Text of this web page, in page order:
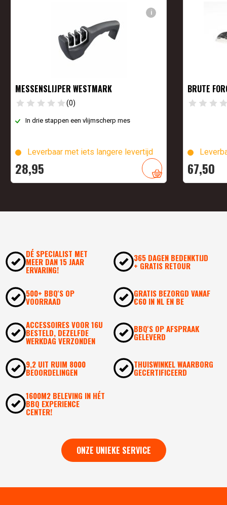
i
MESSENSLIJPER WESTMARK
(0)
In drie stappen een vlijmscherp mes
Leverbaar met iets langere levertijd
28,95
BRUTE
67,50
DÉ SPECIALIST MET
MEER DAN 15 JAAR
ERVARING!
365 DAGEN BEDENKTIJD
+ GRATIS RETOUR
500+ BBQ'S OP
VOORRAAD
GRATIS BEZORGD VANAF
€60 IN NL EN BE
ACCESSOIRES VOOR 16U
BESTELD, DEZELFDE
WERKDAG VERZONDEN
BBQ'S OP AFSPRAAK
GELEVERD
9,2 UIT RUIM 8000
BEOORDELINGEN
THUISWINKEL WAARBORG
GECERTIFICEERD
1600M2 BELEVING IN HÉT
BBQ EXPERIENCE
CENTER!
ONZE UNIEKE SERVICE